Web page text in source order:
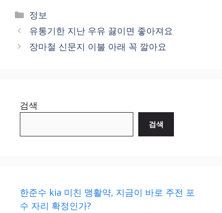
Categories
정보
유통기한 지난 우유 끓이면 좋아져요
장마철 신문지 이불 아래 꼭 깔아요
검색
검색
한준수 kia 미친 맹활약, 지금이 바로 주전 포
수 자리 확정인가?